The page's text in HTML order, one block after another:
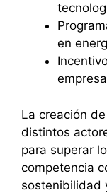
en
La creación
distintos
para superar
competencia
sostenibilidad